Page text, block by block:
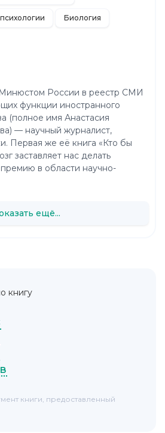
Биология
Минюстом России в реестр СМИ
функции иностранного
(полное имя Анастасия
— научный журналист,
Первая же её книга «Кто бы
заставляет нас делать
премию в области научно-
ещё...
книгу
книги, предоставленный